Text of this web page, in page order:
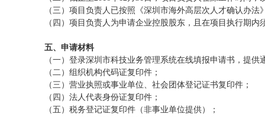
（三）项目负责人已按照《深圳市海外高层次人才确认办
（四）项目负责人为申请企业控股股东，且在项目执行期内
五、申请材料
（一）登录深圳市科技业务管理系统在线填报申请书，提
（二）组织机构代码证复印件；
（三）营业执照或事业单位、社会团体登记证书复印件；
（四）法人代表身份证复印件；
（五）税务登记证复印件（非事业单位提供）；